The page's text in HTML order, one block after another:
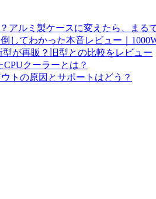
アルミ製ケースに変えたら、まる
してわかった本音レビュー｜
が再販？旧型との比較をレビュー
CPUクーラーとは？
トの原因とサポートはどう？